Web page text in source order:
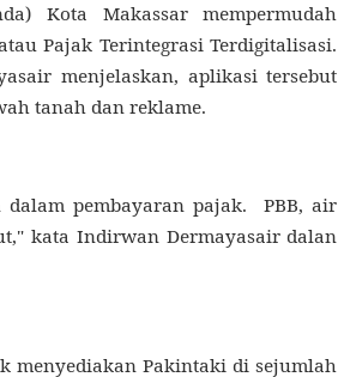
Kota Makassar mempermudah
Pajak Terintegrasi Terdigitalisasi.
menjelaskan, aplikasi tersebut
tanah dan reklame.
dalam pembayaran pajak. PBB, air
kata Indirwan Dermayasair dalan
menyediakan Pakintaki di sejumlah